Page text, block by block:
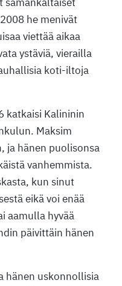
he menivät
viettää aikaa
ystäviä, vierailla
koti-iltoja
katkaisi Kalininin
Maksim
ja hänen puolisonsa
vanhemmista.
kun sinut
eikä voi enää
aamulla hyvää
päivittäin hänen
hänen uskonnollisia